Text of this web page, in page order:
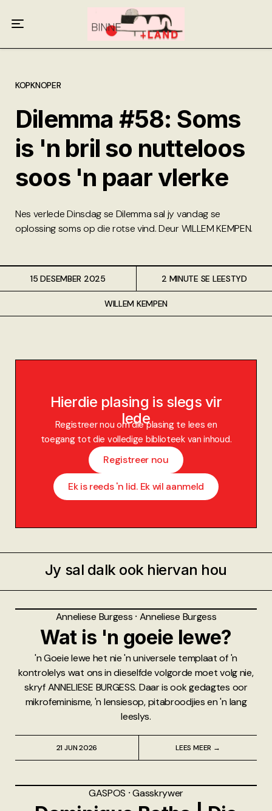
KOPKNOPER
Dilemma #58: Soms
is 'n bril so nutteloos
soos 'n paar vlerke
Nes verlede Dinsdag se Dilemma sal jy vandag se
oplossing soms op die rotse vind. Deur WILLEM KEMPEN.
15 DESEMBER 2025
WILLEM KEMPEN
2 MINUTE SE LEESTYD
Hierdie plasing is slegs vir
lede
Registreer nou om die plasing te lees en
toegang tot die volledige biblioteek van inhoud.
Registreer nou
Ek is reeds 'n lid. Ek wil aanmeld
Jy sal dalk ook hiervan hou
Anneliese Burgess ⸱ Anneliese Burgess
Wat is 'n goeie lewe?
'n Goeie lewe het nie 'n universele templaat of 'n
kontrolelys wat ons in dieselfde volgorde moet volg nie,
skryf ANNELIESE BURGESS. Daar is ook gedagtes oor
mikrofeminisme, 'n lensiesop, pitabroodjies en 'n lang
leeslys.
21 JUN 2026 LEES MEER →
GASPOS ⸱Gasskrywer
Meer oor ons
Anneliese Burgess
Piet Croucamp
Willem Kempen
Gas + Poste
Kop + Knoper